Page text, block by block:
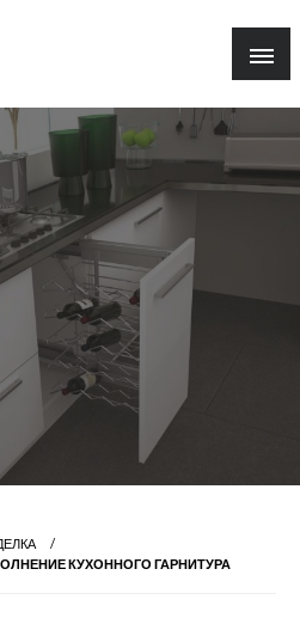
КУХОННОГО ГАРНИТУРА